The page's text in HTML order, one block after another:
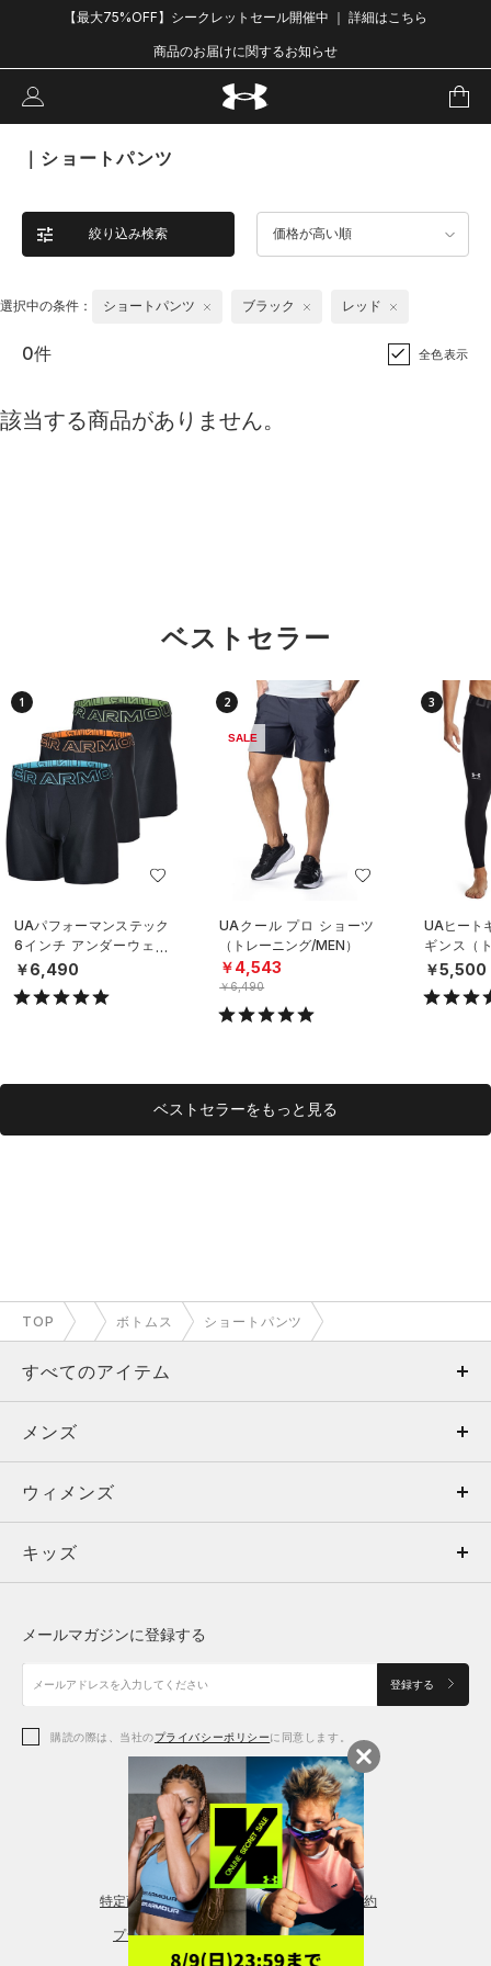
【最大75%OFF】シークレットセール開催中 ｜ 詳細はこちら
商品のお届けに関するお知らせ
｜ショートパンツ
絞り込み検索 価格が高い順
選択中の条件： ショートパンツ ブラック レッド
0件 全色表示
該当する商品がありません。
ベストセラー
1
UAパフォーマンステック
6インチ アンダーウェア
（3枚セット）（トレーニ
ング/MEN）
￥6,490
2
SALE
UAクール プロ ショーツ
（トレーニング/MEN）
￥4,543
￥6,490
3
UAヒート
ギンス（
EN）
￥5,500
ベストセラーをもっと見る
TOP ボトムス ショートパンツ
すべてのアイテム
メンズ
ウィメンズ
キッズ
アクセサリー
メンズ
トップス
ボトムス
アクセサリー
ウィメンズ
トップス
シューズ
アクセサリー
レギンス＆タイツ
キッズ
シューズ
メールマガジンに登録する
登録する
購読の際は、当社のプライバシーポリシーに同意します。
特定商取引法に基づく通販の表記 会員規約
プライバシーポリシー